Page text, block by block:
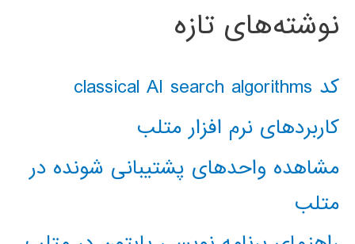
نوشته‌های تازه
کد classical AI search algorithms
کاربردهای نرم افزار متلب
مشاهده واحدهای پشتیبانی شونده در
متلب